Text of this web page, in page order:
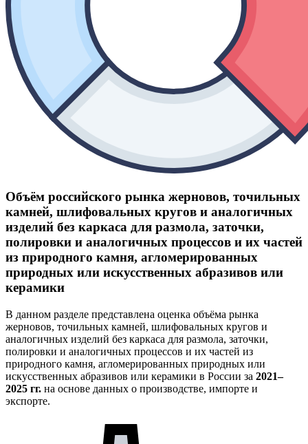
Объём российского рынка жерновов, точильных
камней, шлифовальных кругов и аналогичных
изделий без каркаса для размола, заточки,
полировки и аналогичных процессов и их частей
из природного камня, агломерированных
природных или искусственных абразивов или
керамики
В данном разделе представлена оценка объёма рынка
жерновов, точильных камней, шлифовальных кругов и
аналогичных изделий без каркаса для размола, заточки,
полировки и аналогичных процессов и их частей из
природного камня, агломерированных природных или
искусственных абразивов или керамики в России за 2021–
2025 гг. на основе данных о производстве, импорте и
экспорте.